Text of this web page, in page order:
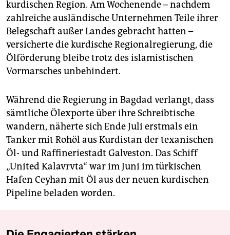
kurdischen Region. Am Wochenende – nachdem
zahlreiche ausländische Unternehmen Teile ihrer
Belegschaft außer Landes gebracht hatten –
versicherte die kurdische Regionalregierung, die
Ölförderung bleibe trotz des islamistischen
Vormarsches unbehindert.
Während die Regierung in Bagdad verlangt, dass
sämtliche Ölexporte über ihre Schreibtische
wandern, näherte sich Ende Juli erstmals ein
Tanker mit Rohöl aus Kurdistan der texanischen
Öl- und Raffineriestadt Galveston. Das Schiff
„United Kalavrvta“ war im Juni im türkischen
Hafen Ceyhan mit Öl aus der neuen kurdischen
Pipeline beladen worden.